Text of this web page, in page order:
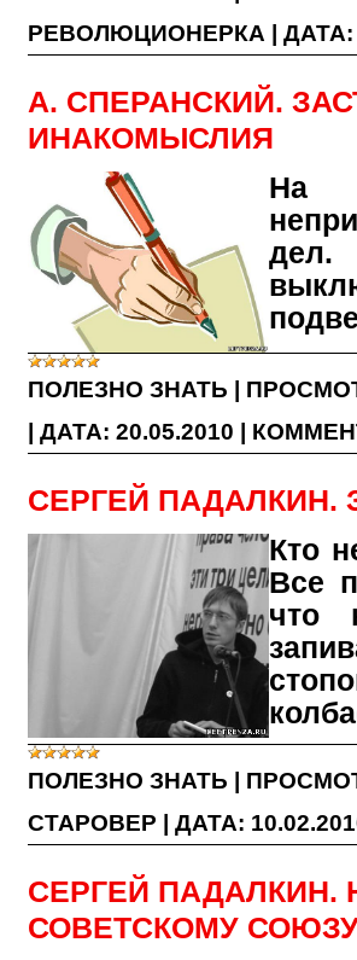
РЕВОЛЮЦИОНЕРКА
ДАТА:
А. СПЕРАНСКИЙ.
ИНАКОМЫСЛИЯ
На
ПОЛЕЗНО ЗНАТЬ
ДАТА: 20.05.2010
СЕРГЕЙ ПАДАЛКИН.
Кто
Все
что
ПОЛЕЗНО ЗНАТЬ
СТАРОВЕР
ДАТА:
СЕРГЕЙ ПАДАЛКИН.
СОВЕТСКОМУ